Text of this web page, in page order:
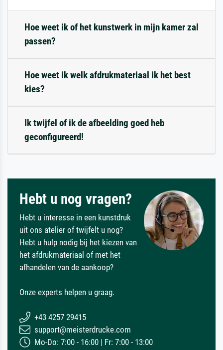
Hoe weet ik of het kunstwerk in mijn kamer zal
passen?
Hoe weet ik welk afdrukmateriaal ik het best
kies?
Ik twijfel of ik de afbeelding goed heb
geconfigureerd!
Hebt u nog vragen?
Hebt u interesse in een kunstdruk
uit ons atelier of twijfelt u nog?
Hebt u hulp nodig bij het kiezen van
het afdrukmateriaal of met het
afhandelen van de aankoop?
Onze experts helpen u graag.
+43 4257 29415
support@meisterdrucke.com
Mo-Do: 7:00 - 16:00 | Fr: 7:00 - 13:00